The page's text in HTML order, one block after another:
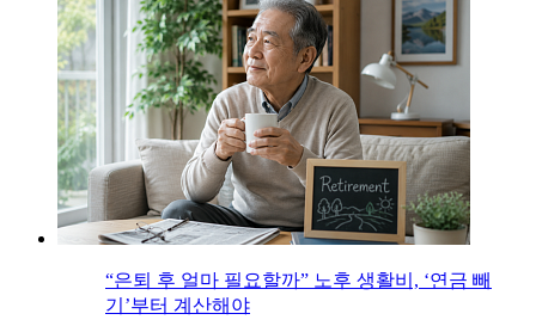
“은퇴 후 얼마 필요할까” 노후 생활비, ‘연금 빼
기’부터 계산해야